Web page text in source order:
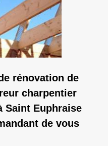
rénovation de
charpentier
Saint Euphraise
de vous